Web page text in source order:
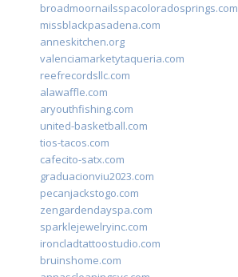
broadmoornailsspacoloradosprings.com
missblackpasadena.com
anneskitchen.org
valenciamarketytaqueria.com
reefrecordsllc.com
alawaffle.com
aryouthfishing.com
united-basketball.com
tios-tacos.com
cafecito-satx.com
graduacionviu2023.com
pecanjackstogo.com
zengardendayspa.com
sparklejewelryinc.com
ironcladtattoostudio.com
bruinshome.com